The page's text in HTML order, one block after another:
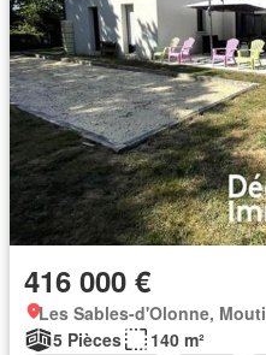
416 000 €
Les Sables-d'Olonne,
5 Pièces
140 m²